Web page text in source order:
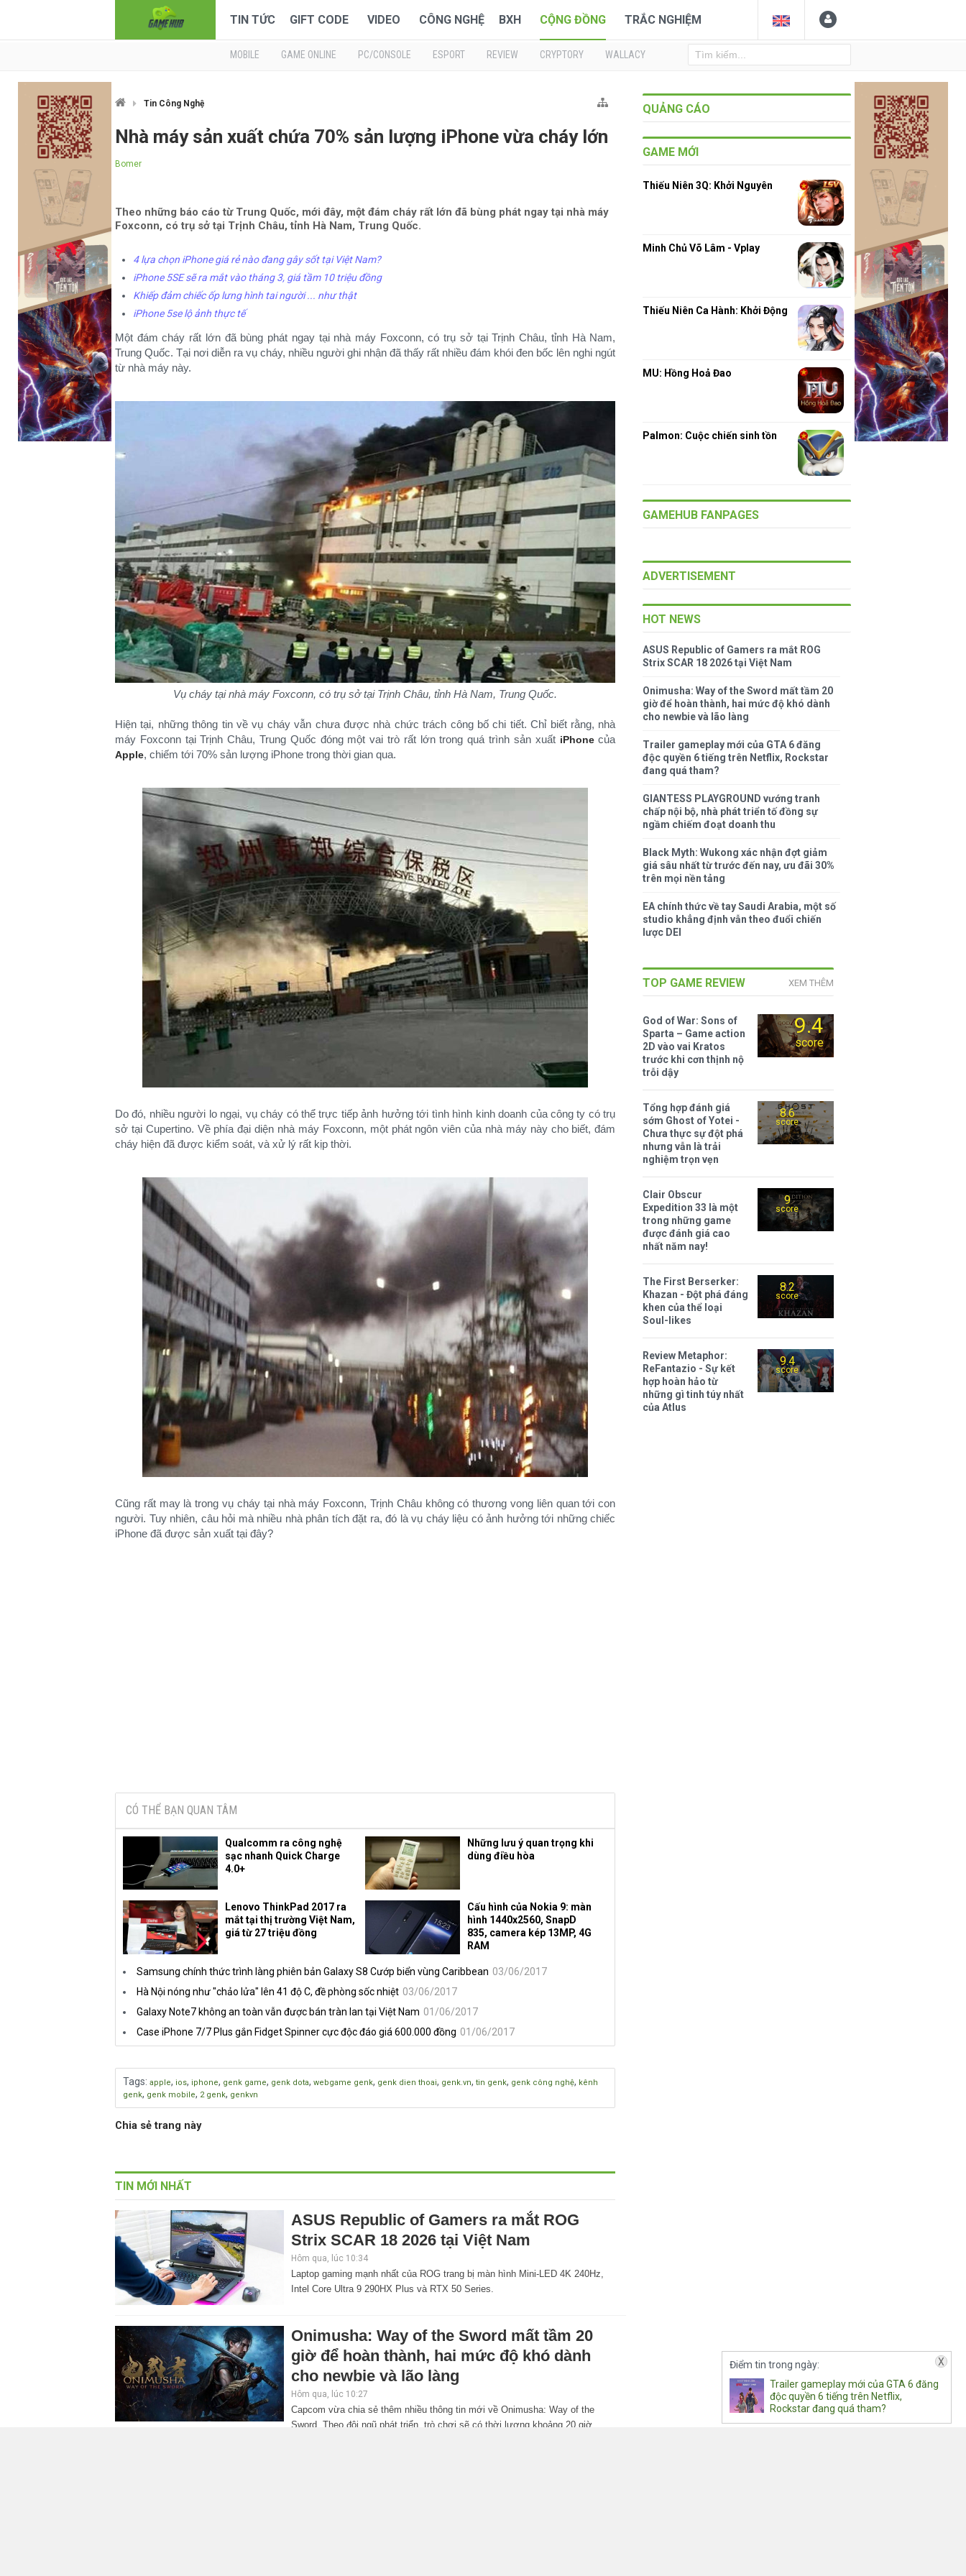
TIN TỨC GIFT CODE VIDEO CÔNG NGHỆ BXH CỘNG ĐỒNG TRẮC NGHIỆM
MOBILE GAME ONLINE PC/CONSOLE ESPORT REVIEW CRYPTORY WALLACY
Tin Công Nghệ
Nhà máy sản xuất chứa 70% sản lượng iPhone vừa cháy lớn
Bomer
Theo những báo cáo từ Trung Quốc, mới đây, một đám cháy rất lớn đã bùng phát ngay tại nhà máy
Foxconn, có trụ sở tại Trịnh Châu, tỉnh Hà Nam, Trung Quốc.
4 lựa chọn iPhone giá rẻ nào đang gây sốt tại Việt Nam?
iPhone 5SE sẽ ra mắt vào tháng 3, giá tầm 10 triệu đồng
Khiếp đảm chiếc ốp lưng hình tai người ... như thật
iPhone 5se lộ ảnh thực tế
Một đám cháy rất lớn đã bùng phát ngay tại nhà máy Foxconn, có trụ sở tại Trịnh Châu, tỉnh Hà Nam,
Trung Quốc. Tại nơi diễn ra vụ cháy, nhiều người ghi nhận đã thấy rất nhiều đám khói đen bốc lên nghi ngút
từ nhà máy này.​
Vụ cháy tại nhà máy Foxconn, có trụ sở tại Trịnh Châu, tỉnh Hà Nam, Trung Quốc.
Hiện tại, những thông tin về vụ cháy vẫn chưa được nhà chức trách công bố chi tiết. Chỉ biết rằng, nhà
máy Foxconn tại Trịnh Châu, Trung Quốc đóng một vai trò rất lớn trong quá trình sản xuất iPhonecủa
Apple, chiếm tới 70% sản lượng iPhone trong thời gian qua.
Do đó, nhiều người lo ngại, vụ cháy có thể trực tiếp ảnh hưởng tới tình hình kinh doanh của công ty có trụ
sở tại Cupertino. Về phía đại diện nhà máy Foxconn, một phát ngôn viên của nhà máy này cho biết, đám
cháy hiện đã được kiểm soát, và xử lý rất kịp thời.
Cũng rất may là trong vụ cháy tại nhà máy Foxconn, Trịnh Châu không có thương vong liên quan tới con
người. Tuy nhiên, câu hỏi mà nhiều nhà phân tích đặt ra, đó là vụ cháy liệu có ảnh hưởng tới những chiếc
iPhone đã được sản xuất tại đây?​
CÓ THỂ BẠN QUAN TÂM
Qualcomm ra công nghệ
sạc nhanh Quick Charge
4.0+
Những lưu ý quan trọng khi
dùng điều hòa
Lenovo ThinkPad 2017 ra
mắt tại thị trường Việt Nam,
giá từ 27 triệu đồng
Cấu hình của Nokia 9: màn
hình 1440x2560, SnapD
835, camera kép 13MP, 4G
RAM
Samsung chính thức trình làng phiên bản Galaxy S8 Cướp biển vùng Caribbean 03/06/2017
Hà Nội nóng như "chảo lửa" lên 41 độ C, đề phòng sốc nhiệt 03/06/2017
Galaxy Note7 không an toàn vẫn được bán tràn lan tại Việt Nam 01/06/2017
Case iPhone 7/7 Plus gắn Fidget Spinner cực độc đáo giá 600.000 đồng 01/06/2017
Tags: apple, ios, iphone, genk game, genk dota, webgame genk, genk dien thoai, genk.vn, tin genk, genk công nghệ, kênh
genk, genk mobile, 2 genk, genkvn
Chia sẻ trang này
TIN MỚI NHẤT
ASUS Republic of Gamers ra mắt ROG
Strix SCAR 18 2026 tại Việt Nam
Hôm qua, lúc 10:34
Laptop gaming mạnh nhất của ROG trang bị màn hình Mini-LED 4K 240Hz,
Intel Core Ultra 9 290HX Plus và RTX 50 Series.
Onimusha: Way of the Sword mất tầm 20
giờ để hoàn thành, hai mức độ khó dành
cho newbie và lão làng
Hôm qua, lúc 10:27
Capcom vừa chia sẻ thêm nhiều thông tin mới về Onimusha: Way of the
Sword. Theo đội ngũ phát triển, trò chơi sẽ có thời lượng khoảng 20 giờ,
QUẢNG CÁO
GAME MỚI
Thiếu Niên 3Q: Khởi Nguyên
Minh Chủ Võ Lâm - Vplay
Thiếu Niên Ca Hành: Khởi Động
MU: Hồng Hoả Đao
Palmon: Cuộc chiến sinh tồn
GAMEHUB FANPAGES
ADVERTISEMENT
HOT NEWS
ASUS Republic of Gamers ra mắt ROG
Strix SCAR 18 2026 tại Việt Nam
Onimusha: Way of the Sword mất tầm 20
giờ để hoàn thành, hai mức độ khó dành
cho newbie và lão làng
Trailer gameplay mới của GTA 6 đăng
độc quyền 6 tiếng trên Netflix, Rockstar
đang quá tham?
GIANTESS PLAYGROUND vướng tranh
chấp nội bộ, nhà phát triển tố đồng sự
ngầm chiếm đoạt doanh thu
Black Myth: Wukong xác nhận đợt giảm
giá sâu nhất từ trước đến nay, ưu đãi 30%
trên mọi nền tảng
EA chính thức về tay Saudi Arabia, một số
studio khẳng định vẫn theo đuổi chiến
lược DEI
TOP GAME REVIEW XEM THÊM
9.4
score
God of War: Sons of
Sparta – Game action
2D vào vai Kratos
trước khi cơn thịnh nộ
trỗi dậy
8.6
score
Tổng hợp đánh giá
sớm Ghost of Yotei -
Chưa thực sự đột phá
nhưng vẫn là trải
nghiệm trọn vẹn
9
score
Clair Obscur
Expedition 33 là một
trong những game
được đánh giá cao
nhất năm nay!
8.2
score
The First Berserker:
Khazan - Đột phá đáng
khen của thể loại
Soul-likes
9.4
score
Review Metaphor:
ReFantazio - Sự kết
hợp hoàn hảo từ
những gì tinh túy nhất
của Atlus
Điểm tin trong ngày:
X
Trailer gameplay mới của GTA 6 đăng
độc quyền 6 tiếng trên Netflix,
Rockstar đang quá tham?